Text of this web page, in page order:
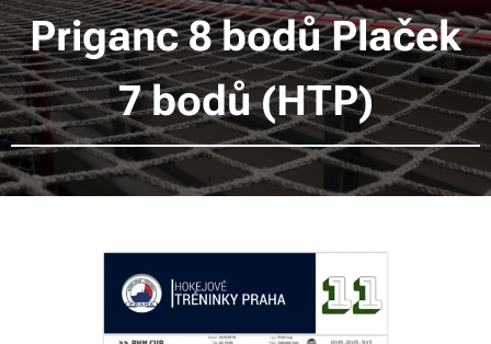
Priganc 8 bodů Plaček
7 bodů (HTP)